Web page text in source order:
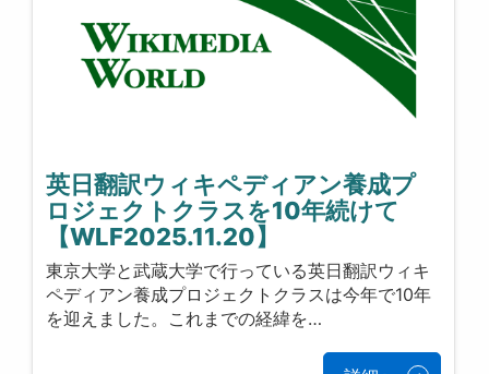
英日翻訳ウィキペディアン養成プ
ロジェクトクラスを10年続けて
【WLF2025.11.20】
東京大学と武蔵大学で行っている英日翻訳ウィキ
ペディアン養成プロジェクトクラスは今年で10年
を迎えました。これまでの経緯を…